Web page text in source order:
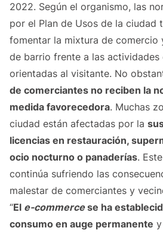
2022. Según el organismo, las
por el Plan de Usos de la ciudad
fomentar la mixtura de comercio
de barrio frente a las actividades
orientadas al visitante. No
de comerciantes no reciben la
medida favorecedora. Muchas
ciudad están afectadas por la
licencias en restauración,
ocio nocturno o panaderías.
continúa sufriendo las
malestar de comer­ciantes y
“El e-commercese ha
consumo en auge permanente